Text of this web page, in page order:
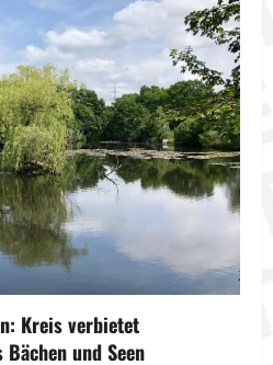
Kreis verbietet
und Seen